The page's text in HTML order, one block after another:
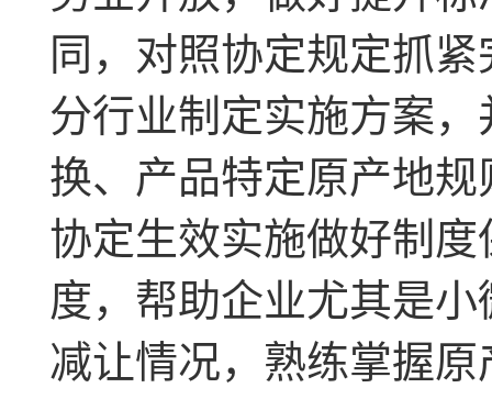
同，对照协定规定抓
分行业制定实施方案
换、产品特定原产地
协定生效实施做好制
度，帮助企业尤其是
减让情况，熟练掌握